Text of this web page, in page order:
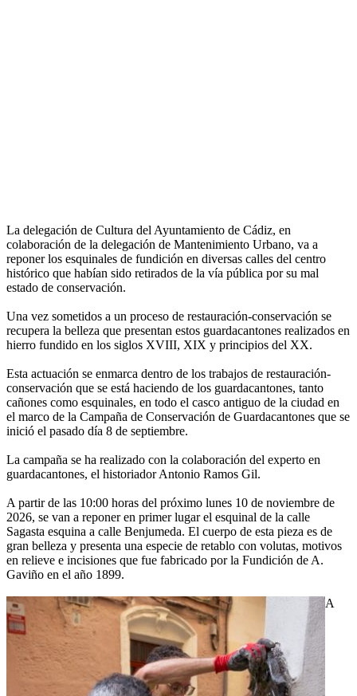
La delegación de Cultura del Ayuntamiento de Cádiz, en
colaboración de la delegación de Mantenimiento Urbano, va a
reponer los esquinales de fundición en diversas calles del centro
histórico que habían sido retirados de la vía pública por su mal
estado de conservación.
Una vez sometidos a un proceso de restauración-conservación se
recupera la belleza que presentan estos guardacantones realizados en
hierro fundido en los siglos XVIII, XIX y principios del XX.
Esta actuación se enmarca dentro de los trabajos de restauración-
conservación que se está haciendo de los guardacantones, tanto
cañones como esquinales, en todo el casco antiguo de la ciudad en
el marco de la Campaña de Conservación de Guardacantones que se
inició el pasado día 8 de septiembre.
La campaña se ha realizado con la colaboración del experto en
guardacantones, el historiador Antonio Ramos Gil.
A partir de las 10:00 horas del próximo lunes 10 de noviembre de
2026, se van a reponer en primer lugar el esquinal de la calle
Sagasta esquina a calle Benjumeda. El cuerpo de esta pieza es de
gran belleza y presenta una especie de retablo con volutas, motivos
en relieve e incisiones que fue fabricado por la Fundición de A.
Gaviño en el año 1899.
A